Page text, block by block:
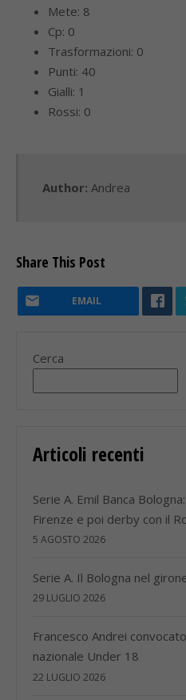
Mete: 8
Cp: 0
Trasformazioni: 0
Punti: 40
Gialli: 1
Rossi: 0
Author: Andrea
Share This Post
EMAIL
Cerca
Articoli recenti
Serie A. Emil Banca
Firenze e poi derby con il
5 AGOSTO 2026
Serie A. Il Bologna nel
29 LUGLIO 2026
Francesco Andrei
nazionale Under 18
22 LUGLIO 2026